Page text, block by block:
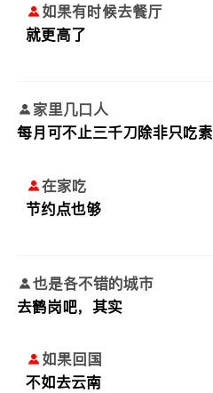
如果有时候去餐厅
就更高了
家里几口人
每月可不止三千刀除非只吃素
在家吃
节约点也够
也是各不错的城市
去鹤岗吧，其实
如果回国
不如去云南